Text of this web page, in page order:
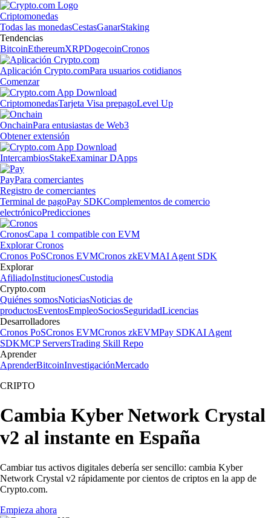
Criptomonedas
Todas las monedasCestasGanarStaking
Tendencias
BitcoinEthereumXRPDogecoinCronos
Aplicación Crypto.comPara usuarios cotidianos
Comenzar
CriptomonedasTarjeta Visa prepagoLevel Up
OnchainPara entusiastas de Web3
Obtener extensión
IntercambiosStakeExaminar DApps
PayPara comerciantes
Registro de comerciantes
Terminal de pagoPay SDKComplementos de comercio
electrónicoPredicciones
CronosCapa 1 compatible con EVM
Explorar Cronos
Cronos PoSCronos EVMCronos zkEVMAI Agent SDK
Explorar
AfiliadoInstitucionesCustodia
Crypto.com
Quiénes somosNoticiasNoticias de
productosEventosEmpleoSociosSeguridadLicencias
Desarrolladores
Cronos PoSCronos EVMCronos zkEVMPay SDKAI Agent
SDKMCP ServersTrading Skill Repo
Aprender
AprenderBitcoinInvestigaciónMercado
CRIPTO
Cambia Kyber Network Crystal
v2 al instante en España
Cambiar tus activos digitales debería ser sencillo: cambia Kyber
Network Crystal v2 rápidamente por cientos de criptos en la app de
Crypto.com.
Empieza ahora